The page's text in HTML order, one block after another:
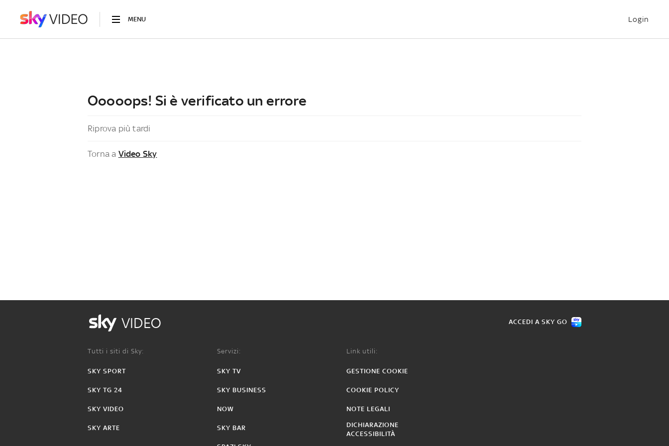
MENU Login
Ooooops! Si è verificato un errore
Riprova più tardi
Torna a Video Sky
VIDEO ACCEDI A SKY GO
Tutti i siti di Sky:
SKY SPORT
SKY TG 24
SKY VIDEO
SKY ARTE
Servizi:
SKY TV
SKY BUSINESS
NOW
SKY BAR
Link utili:
GESTIONE COOKIE
COOKIE POLICY
NOTE LEGALI
DICHIARAZIONE
ACCESSIBILITÀ